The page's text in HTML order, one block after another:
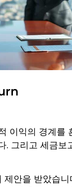
이익의 경계를
그리고 세금
안을 받았습